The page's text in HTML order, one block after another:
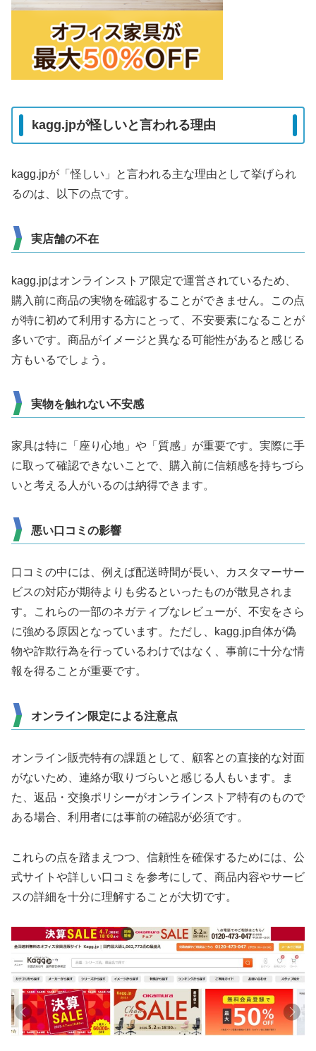
kagg.jpが怪しいと言われる理由
kagg.jpが「怪しい」と言われる主な理由として挙げられ
るのは、以下の点です。
実店舗の不在
kagg.jpはオンラインストア限定で運営されているため、
購入前に商品の実物を確認することができません。この点
が特に初めて利用する方にとって、不安要素になることが
多いです。商品がイメージと異なる可能性があると感じる
方もいるでしょう。
実物を触れない不安感
家具は特に「座り心地」や「質感」が重要です。実際に手
に取って確認できないことで、購入前に信頼感を持ちづら
いと考える人がいるのは納得できます。
悪い口コミの影響
口コミの中には、例えば配送時間が長い、カスタマーサー
ビスの対応が期待よりも劣るといったものが散見されま
す。これらの一部のネガティブなレビューが、不安をさら
に強める原因となっています。ただし、kagg.jp自体が偽
物や詐欺行為を行っているわけではなく、事前に十分な情
報を得ることが重要です。
オンライン限定による注意点
オンライン販売特有の課題として、顧客との直接的な対面
がないため、連絡が取りづらいと感じる人もいます。ま
た、返品・交換ポリシーがオンラインストア特有のもので
ある場合、利用者には事前の確認が必須です。
これらの点を踏まえつつ、信頼性を確保するためには、公
式サイトや詳しい口コミを参考にして、商品内容やサービ
スの詳細を十分に理解することが大切です。